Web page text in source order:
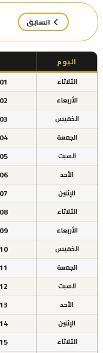
السابق
اليوم
الثلاثاء
الأربعاء
الخميس
الجمعة
السبت
الأحد
الإثنين
الثلاثاء
الأربعاء
الخميس
الجمعة
السبت
الأحد
الإثنين
الثلاثاء